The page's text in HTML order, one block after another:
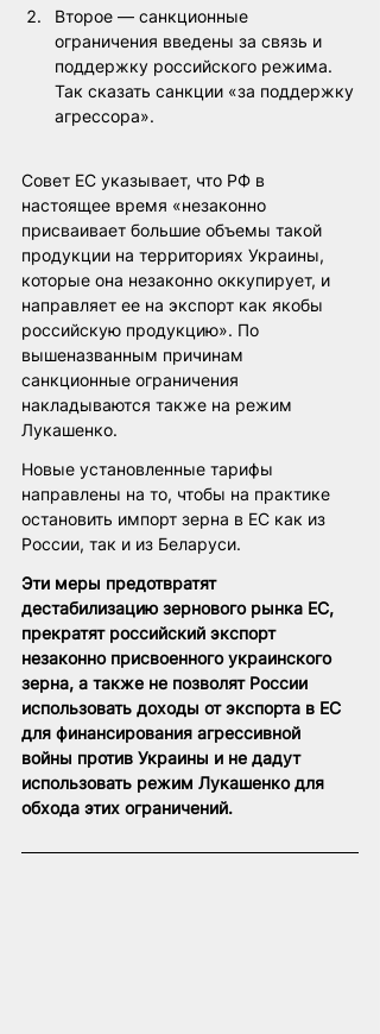
Второе — санкционные
ограничения введены за связь и
поддержку российского режима.
Так сказать санкции «за поддержку
агрессора».
Совет ЕС указывает, что РФ в
настоящее время «незаконно
присваивает большие объемы такой
продукции на территориях Украины,
которые она незаконно оккупирует, и
направляет ее на экспорт как якобы
российскую продукцию». По
вышеназванным причинам
санкционные ограничения
накладываются также на режим
Лукашенко.
Новые установленные тарифы
направлены на то, чтобы на практике
остановить импорт зерна в ЕС как из
России, так и из Беларуси.
Эти меры предотвратят
дестабилизацию зернового рынка ЕС,
прекратят российский экспорт
незаконно присвоенного украинского
зерна, а также не позволят России
использовать доходы от экспорта в ЕС
для финансирования агрессивной
войны против Украины и не дадут
использовать режим Лукашенко для
обхода этих ограничений.